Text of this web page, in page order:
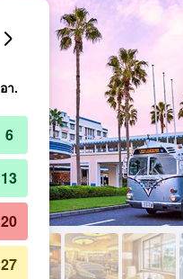
อา.
6
13
20
27